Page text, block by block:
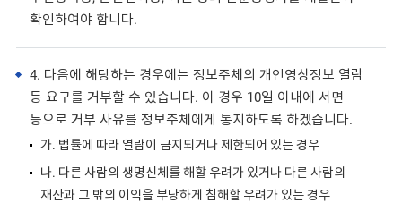
확인하여야 합니다.
4. 다음에 해당하는 경우에는 정보주체의 개인영상정보 열람
등 요구를 거부할 수 있습니다. 이 경우 10일 이내에 서면
등으로 거부 사유를 정보주체에게 통지하도록 하겠습니다.
가. 법률에 따라 열람이 금지되거나 제한되어 있는 경우
나. 다른 사람의 생명신체를 해할 우려가 있거나 다른 사람의
재산과 그 밖의 이익을 부당하게 침해할 우려가 있는 경우